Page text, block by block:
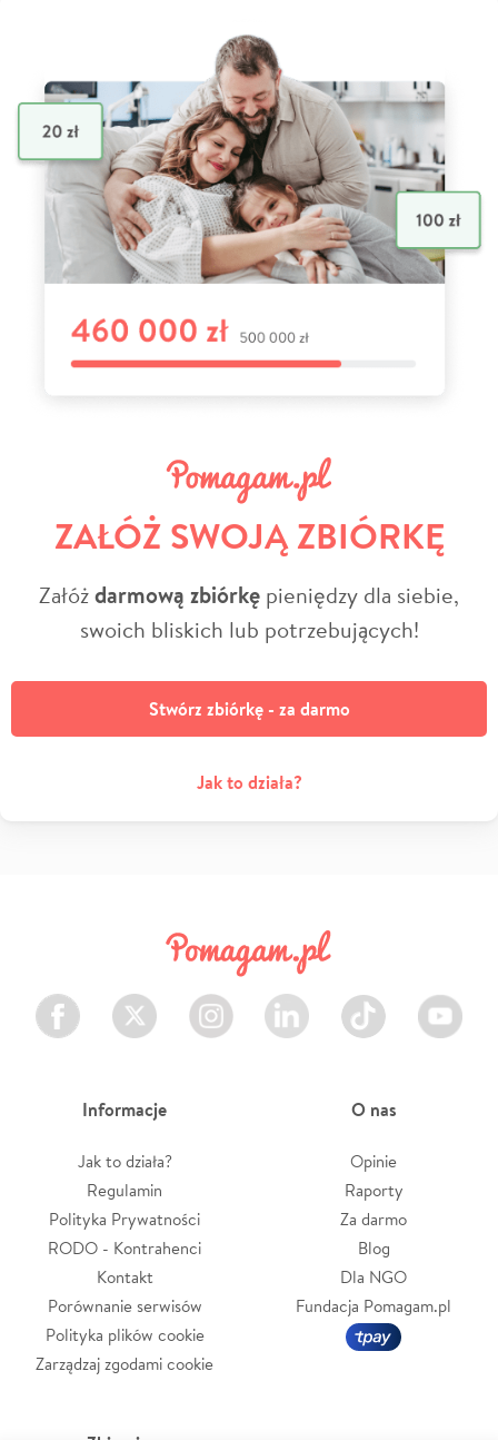
ZAŁÓŻ SWOJĄ ZBIÓRKĘ
Załóżdarmową zbiórkę pieniędzy dla siebie,
swoich bliskich lub potrzebujących!
Stwórz zbiórkę - za darmo
Jak to działa?
Facebook Twitter Instagram LinkedIn TikTok Youtube
Informacje
Jak to działa?
Regulamin
Polityka Prywatności
RODO - Kontrahenci
Kontakt
Porównanie serwisów
Polityka plików cookie
Zarządzaj zgodami cookie
O nas
Opinie
Raporty
Za darmo
Blog
Dla NGO
Fundacja Pomagam.pl